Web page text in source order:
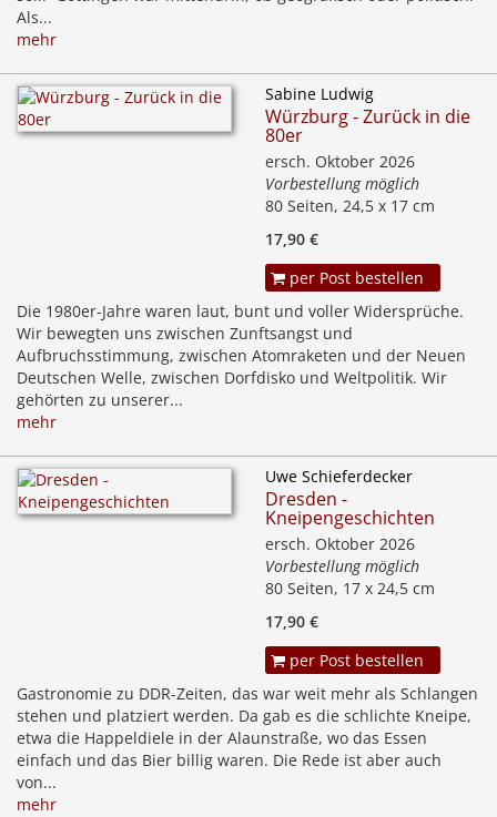
Als...
mehr
Sabine Ludwig
Würzburg - Zurück in die
80er
ersch. Oktober 2026
Vorbestellung möglich
80 Seiten, 24,5 x 17 cm
17,90 €
per Post bestellen
Die 1980er-Jahre waren laut, bunt und voller Widersprüche.
Wir bewegten uns zwischen Zunftsangst und
Aufbruchsstimmung, zwischen Atomraketen und der Neuen
Deutschen Welle, zwischen Dorfdisko und Weltpolitik. Wir
gehörten zu unserer...
mehr
Uwe Schieferdecker
Dresden -
Kneipengeschichten
ersch. Oktober 2026
Vorbestellung möglich
80 Seiten, 17 x 24,5 cm
17,90 €
per Post bestellen
Gastronomie zu DDR-Zeiten, das war weit mehr als Schlangen
stehen und platziert werden. Da gab es die schlichte Kneipe,
etwa die Happeldiele in der Alaunstraße, wo das Essen
einfach und das Bier billig waren. Die Rede ist aber auch
von...
mehr